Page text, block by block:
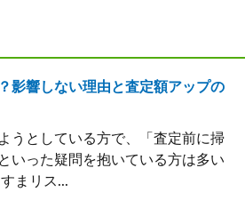
影響しない理由と査定額アップの
うとしている方で、「査定前に掃
いった疑問を抱いている方は多い
まリス...